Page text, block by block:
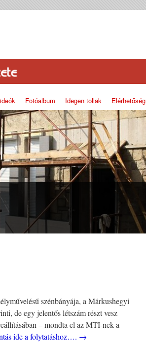
Fotóalbum Idegen tollak Elérhetőség
szénbányája, a Márkushegyi
de egy jelentős létszám részt vesz
– mondta el az MTI-nek a
ide a folytatáshoz…. →